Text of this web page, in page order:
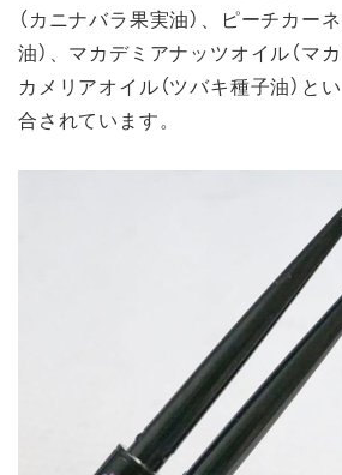
（カニナバラ果実油）、ピーチカー
油）、マカデミアナッツオイル（マカ
カメリアオイル（ツバキ種子油）と
合されています。